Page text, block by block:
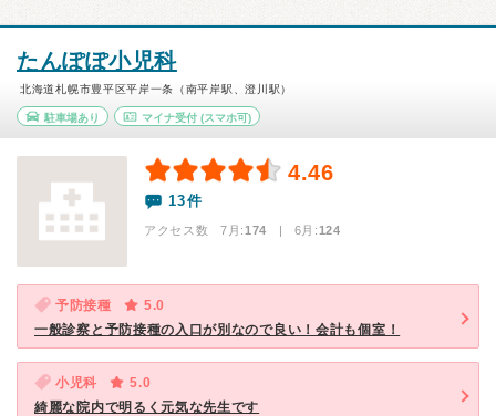
たんぽぽ小児科
北海道札幌市豊平区平岸一条（南平岸駅、澄川駅）
駐車場あり マイナ受付(スマホ可)
4.46
13件
アクセス数 7月:174 | 6月:124
予防接種
5.0
一般診察と予防接種の入口が別なので良い！会計も個室！
小児科
5.0
綺麗な院内で明るく元気な先生です